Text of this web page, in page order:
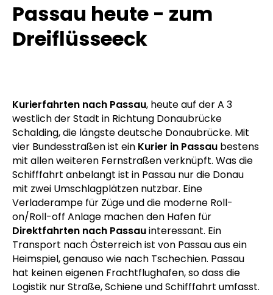
Passau heute - zum
Dreiflüsseeck
Kurierfahrten nach Passau, heute auf der A 3
westlich der Stadt in Richtung Donaubrücke
Schalding, die längste deutsche Donaubrücke. Mit
vier Bundesstraßen ist ein Kurier in Passau bestens
mit allen weiteren Fernstraßen verknüpft. Was die
Schifffahrt anbelangt ist in Passau nur die Donau
mit zwei Umschlagplätzen nutzbar. Eine
Verladerampe für Züge und die moderne Roll-
on/Roll-off Anlage machen den Hafen für
Direktfahrten nach Passauinteressant. Ein
Transport nach Österreich ist von Passau aus ein
Heimspiel, genauso wie nach Tschechien. Passau
hat keinen eigenen Frachtflughafen, so dass die
Logistik nur Straße, Schiene und Schifffahrt umfasst.